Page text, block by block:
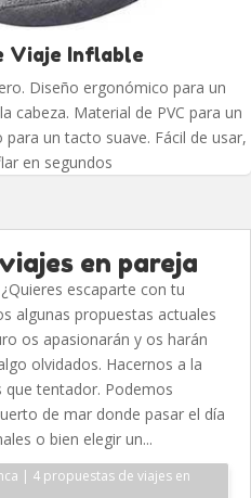
Viaje Inflable
Diseño ergonómico para un
cabeza. Material de PVC para un
un tacto suave. Fácil de usar,
en segundos
en pareja
escaparte con tu
algunas propuestas actuales
os apasionarán y os harán
olvidados. Hacernos a la
tentador. Podemos
de mar donde pasar el día
o bien elegir un...